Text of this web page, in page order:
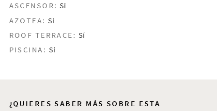
ASCENSOR: Sí
AZOTEA: Sí
ROOF TERRACE: Sí
PISCINA: Sí
¿QUIERES SABER MÁS SOBRE ESTA